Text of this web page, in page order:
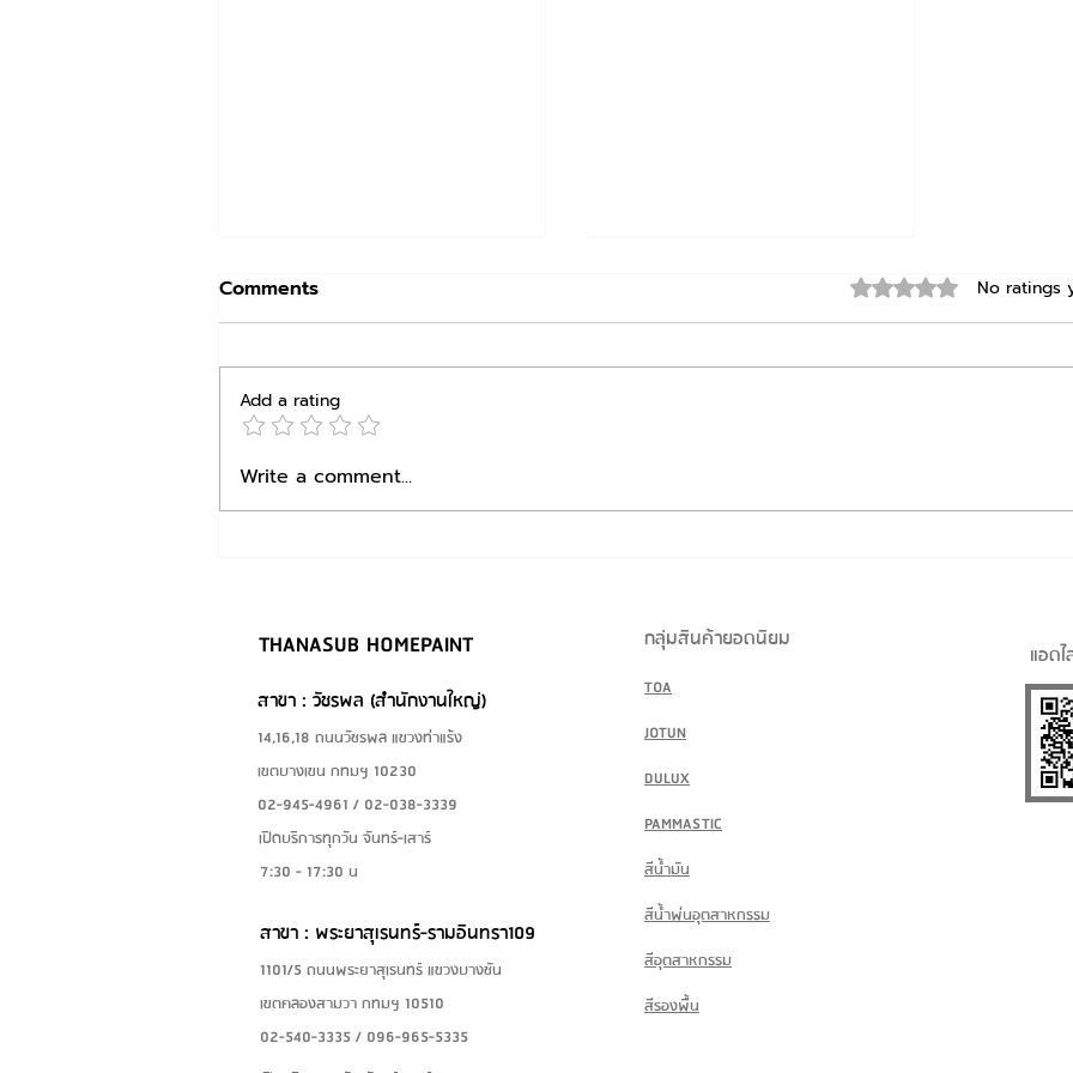
สีทาบ้านยี่ห้อไหนดี? เปรียบ
Comments Rated 0 out of 5No ratings
Add a rating
Write a comment...
THANASUB HOMEPAINT
สาขา : วัชรพล (สำนักงานใหญ่)
14,16,18 ถนนวัชรพล แขวงท่าแร้ง
เขตบางเขน กทมฯ 10230
02-945-4961 / 02-038-3339
เปิดบริการทุกวัน จันทร์-เสาร์
7:30 - 17:30 น
สาขา : พระยาสุเรนทร์-รามอินทรา109
1101/5 ถนนพระยาสุเรนทร์ แขวงบางชัน
เขตคลองสามวา กทมฯ 10510
02-540-3335 / 096-965-5335
กลุ่มสินค้ายอดนิยม
TOA
JOTUN
DULUX
PAMMASTIC
สีน้ำมัน
สีน้ำพ่นอุตสาหกรรม
สีอุตสาหกรรม
สีรองพื้น
แอด